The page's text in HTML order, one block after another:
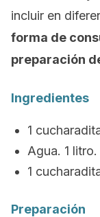
incluir en
forma de
preparación
Ingredientes
1
Agua. 1 litro.
1
Preparación